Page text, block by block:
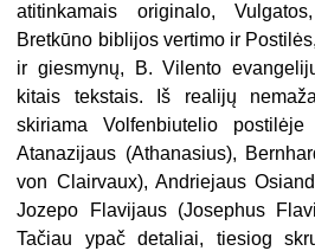
atitinkamais originalo,
Bretkūno biblijos vertimo ir
ir giesmynų, B. Vilento
kitais tekstais. Iš realijų
skiriama Volfenbiutelio
Atanazijaus (Athanasius),
von Clairvaux), Andriejaus
Jozepo Flavijaus (Josephus
Tačiau ypač detaliai, tiesiog